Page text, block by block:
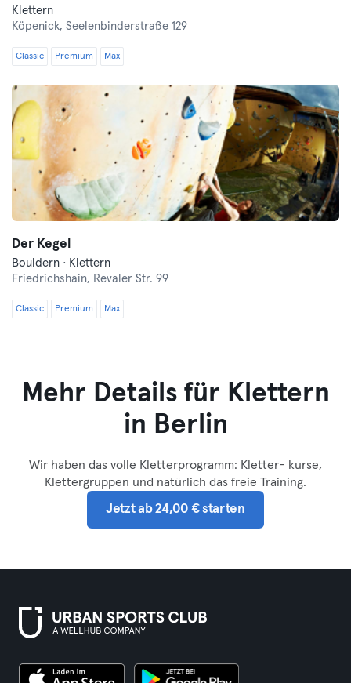
Klettern
Köpenick, Seelenbinderstraße 129
Classic Premium Max
Der Kegel
Bouldern · Klettern
Friedrichshain, Revaler Str. 99
Classic Premium Max
Mehr Details für Klettern
in Berlin
Wir haben das volle Kletterprogramm: Kletter- kurse,
Klettergruppen und natürlich das freie Training.
Jetzt ab 24,00 € starten